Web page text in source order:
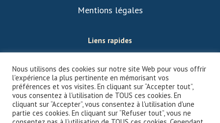
Mentions légales
Liens rapides
Nos programmes
Nos métiers
Nous contacter
Proposer un terrain
Nous utilisons des cookies sur notre site Web pour vous offrir
l'expérience la plus pertinente en mémorisant vos
préférences et vos visites. En cliquant sur “Accepter tout”,
vous consentez à l'utilisation de TOUS ces cookies. En
cliquant sur “Accepter”, vous consentez à l'utilisation d'une
partie ces cookies. En cliquant sur “Refuser tout”, vous ne